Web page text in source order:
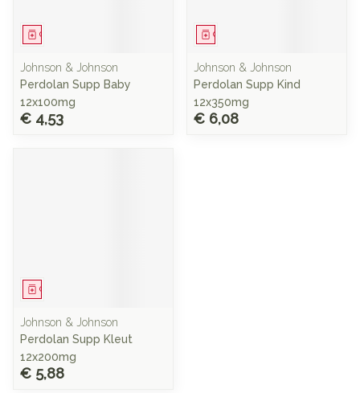
Geneesmiddel
Johnson & Johnson
Perdolan Supp Baby
12x100mg
€ 4,53
Geneesmiddel
Johnson & Johnson
Perdolan Supp Kind
12x350mg
€ 6,08
Geneesmiddel
Johnson & Johnson
Perdolan Supp Kleut
12x200mg
€ 5,88